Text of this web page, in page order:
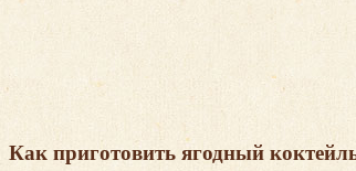
Как приготовить ягодный